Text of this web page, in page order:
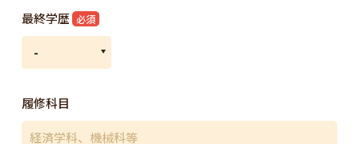
最終学歴 必須
履修科目